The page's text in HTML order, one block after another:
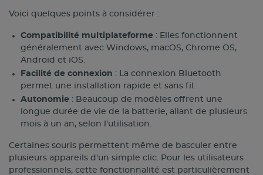
Voici quelques points à considérer :
Compatibilité multiplateforme : Elles fonctionnent
généralement avec Windows, macOS, Chrome OS,
Android et iOS.
Facilité de connexion : La connexion Bluetooth
permet une installation rapide et sans fil.
Autonomie : Beaucoup de modèles offrent une
longue durée de vie de la batterie, allant de plusieurs
mois à un an, selon l'utilisation.
Certaines souris permettent même de basculer entre
plusieurs appareils d'un simple clic. Pour les utilisateurs
professionnels, cette fonctionnalité est particulièrement